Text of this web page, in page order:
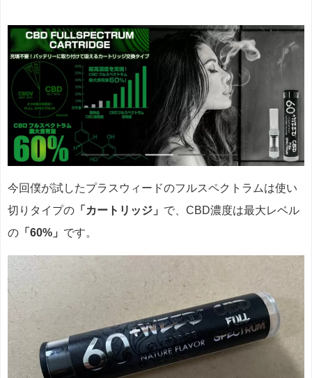
今回僕が試したプラスウィードのフルスペクトラムは使い
切りタイプの 「カートリッジ」 で、CBD濃度は最大レベル
の 「60%」 です。